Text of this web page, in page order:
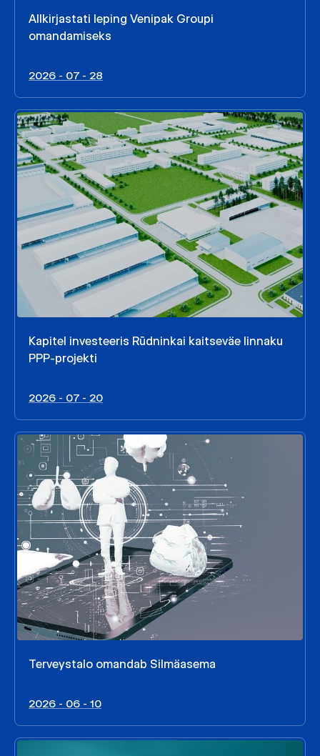
Allkirjastati leping Venipak Groupi
omandamiseks
2026 - 07 - 28
Kapitel investeeris Rūdninkai kaitseväe linnaku
PPP-projekti
2026 - 07 - 20
Terveystalo omandab Silmäasema
2026 - 06 - 10